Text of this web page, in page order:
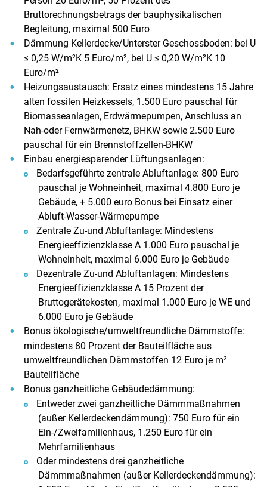
Bruttorechnungsbetrags der bauphysikalischen
Begleitung, maximal 500 Euro
Dämmung Kellerdecke/Unterster Geschossboden: bei U
≤ 0,25 W/m²K 5 Euro/m², bei U ≤ 0,20 W/m²K 10
Euro/m²
Heizungsaustausch: Ersatz eines mindestens 15 Jahre
alten fossilen Heizkessels, 1.500 Euro pauschal für
Biomasseanlagen, Erdwärmepumpen, Anschluss an
Nah-oder Fernwärmenetz, BHKW sowie 2.500 Euro
pauschal für ein Brennstoffzellen-BHKW
Einbau energiesparender Lüftungsanlagen:
Bedarfsgeführte zentrale Abluftanlage: 800 Euro
pauschal je Wohneinheit, maximal 4.800 Euro je
Gebäude, + 5.000 euro Bonus bei Einsatz einer
Abluft-Wasser-Wärmepumpe
Zentrale Zu-und Abluftanlage: Mindestens
Energieeffizienzklasse A 1.000 Euro pauschal je
Wohneinheit, maximal 6.000 Euro je Gebäude
Dezentrale Zu-und Abluftanlagen: Mindestens
Energieeffizienzklasse A 15 Prozent der
Bruttogerätekosten, maximal 1.000 Euro je WE und
6.000 Euro je Gebäude
Bonus ökologische/umweltfreundliche Dämmstoffe:
mindestens 80 Prozent der Bauteilfläche aus
umweltfreundlichen Dämmstoffen 12 Euro je m²
Bauteilfläche
Bonus ganzheitliche Gebäudedämmung:
Entweder zwei ganzheitliche Dämmmaßnahmen
(außer Kellerdeckendämmung): 750 Euro für ein
Ein-/Zweifamilienhaus, 1.250 Euro für ein
Mehrfamilienhaus
Oder mindestens drei ganzheitliche
Dämmmaßnahmen (außer Kellerdeckendämmung):